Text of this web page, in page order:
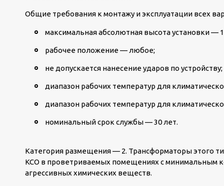
Общие требования к монтажу и эксплуатации всех
максимальная абсолютная высота установки —
рабочее положение — любое;
не допускается нанесение ударов по устройству;
диапазон рабочих температур для
диапазон рабочих температур для
номинальный срок службы — 30 лет.
Категория размещения — 2. Трансформаторы этого
КСО в проветриваемых помещениях с минимальным
агрессивных химических веществ.